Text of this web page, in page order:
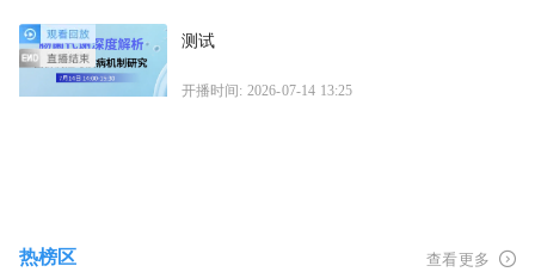
测试
开播时间: 2026-07-14 13:25
热榜区 查看更多